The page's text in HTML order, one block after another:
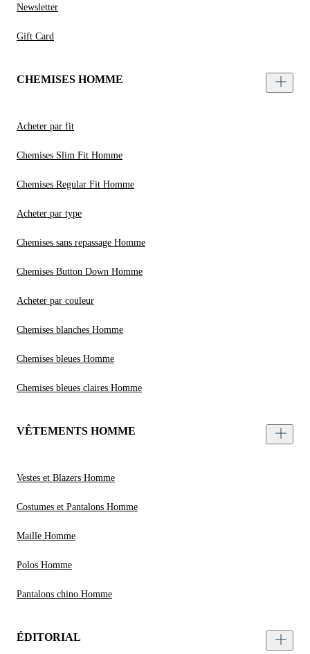
Newsletter
Gift Card
CHEMISES HOMME
Acheter par fit
Chemises Slim Fit Homme
Chemises Regular Fit Homme
Acheter par type
Chemises sans repassage Homme
Chemises Button Down Homme
Acheter par couleur
Chemises blanches Homme
Chemises bleues Homme
Chemises bleues claires Homme
VÊTEMENTS HOMME
Vestes et Blazers Homme
Costumes et Pantalons Homme
Maille Homme
Polos Homme
Pantalons chino Homme
ÉDITORIAL